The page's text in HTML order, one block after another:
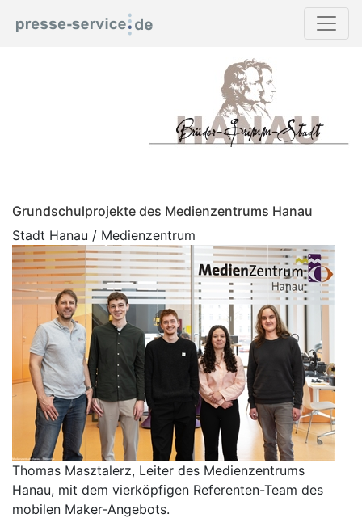
Grundschulprojekte des Medienzentrums Hanau
Stadt Hanau / Medienzentrum
Thomas Masztalerz, Leiter des Medienzentrums
Hanau, mit dem vierköpfigen Referenten-Team des
mobilen Maker-Angebots.